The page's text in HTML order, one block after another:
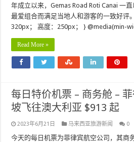
年成立以来，Gemas Road Roti Canai 一
最爱组合而满足当地人和游客的一致好评
320px； 高度：250px； } @media(min-
Read More »
每日特价机票 – 商务舱 –
坡飞往澳大利亚 $913 起
2023年6月21日 马来西亚旅游新闻 0
今天的每日机票为菲律宾航空公司，其商